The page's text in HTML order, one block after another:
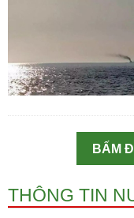
BẤM
THÔNG TIN